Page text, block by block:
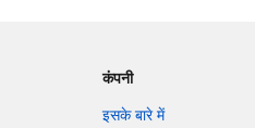
कंपनी
इसके बारे में